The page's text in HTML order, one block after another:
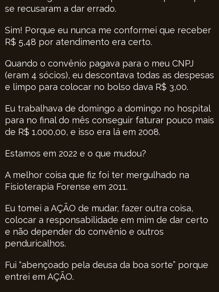
se recusaram a dar errado.
Sim! Porque eu nunca me conformei que receber
R$ 5,48 por atendimento era certo.
Quando o convênio pagava para o meu CNPJ
(eram 4 sócios), eu descontava todas as despesas
e limpo para colocar no bolso dava R$ 3,00.
Eu trabalhava de domingo a domingo no hospital
para no final do mês conseguir faturar pouco mais
de R$ 1.000,00, e isso era lá em 2008.
Estamos em 2022 e o que mudou?
A melhor coisa que fiz foi ter mergulhado na
Fisioterapia Forense em 2011.
Eu tomei a AÇÃO de mudar, fazer outra coisa,
colocar a responsabilidade em mim de dar certo
e não depender do convênio e outros
penduricalhos.
Fui “abençoado pela deusa da boa sorte” porque
entrei em AÇÃO.